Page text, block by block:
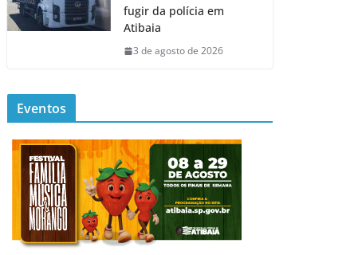
fugir da polícia em
Atibaia
3 de agosto de 2026
Eventos